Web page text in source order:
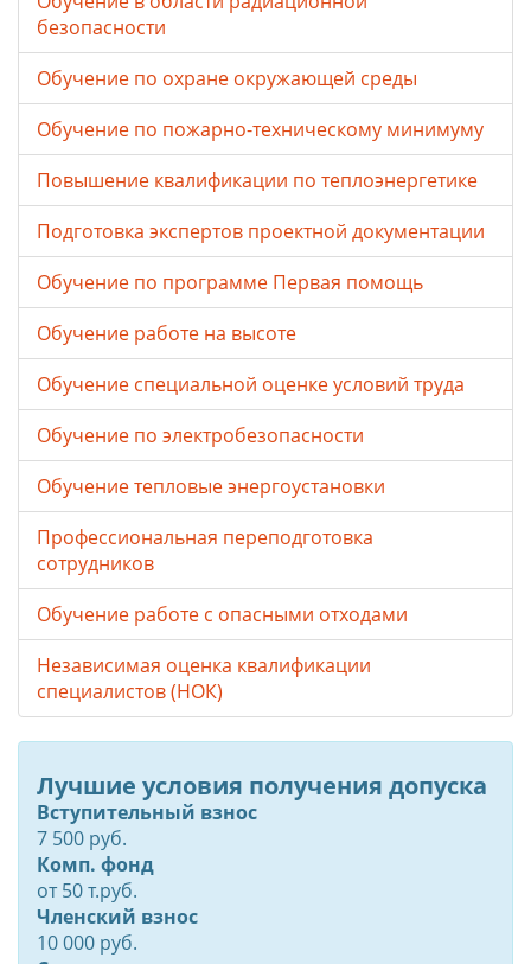
безопасности
Обучение по охране окружающей среды
Обучение по пожарно-техническому минимуму
Повышение квалификации по теплоэнергетике
Подготовка экспертов проектной документации
Обучение по программе Первая помощь
Обучение работе на высоте
Обучение специальной оценке условий труда
Обучение по электробезопасности
Обучение тепловые энергоустановки
Профессиональная переподготовка
сотрудников
Обучение работе с опасными отходами
Независимая оценка квалификации
специалистов (НОК)
Лучшие условия получения допуска
Вступительный взнос
7 500 руб.
Комп. фонд
от50т.руб.
Членский взнос
10 000 руб.